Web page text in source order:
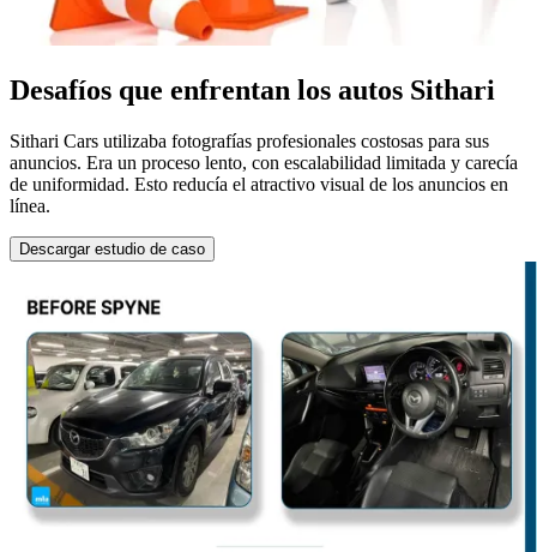
Desafíos que enfrentan los autos Sithari
Sithari Cars utilizaba fotografías profesionales costosas para sus
anuncios. Era un proceso lento, con escalabilidad limitada y carecía
de uniformidad. Esto reducía el atractivo visual de los anuncios en
línea.
Descargar estudio de caso